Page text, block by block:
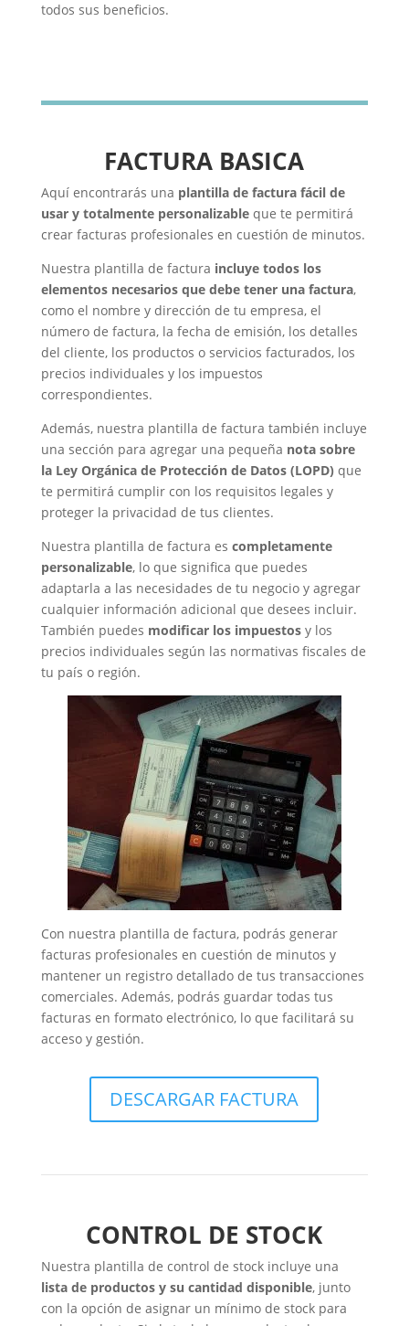
todos sus beneficios.
FACTURA BASICA
Aquí encontrarás una plantilla de factura fácil de
usar y totalmente personalizableque te permitirá
crear facturas profesionales en cuestión de minutos.
Nuestra plantilla de factura incluye todos los
elementos necesarios que debe tener una factura,
como el nombre y dirección de tu empresa, el
número de factura, la fecha de emisión, los detalles
del cliente, los productos o servicios facturados, los
precios individuales y los impuestos
correspondientes.
Además, nuestra plantilla de factura también incluye
una sección para agregar una pequeña nota sobre
la Ley Orgánica de Protección de Datos (LOPD) que
te permitirá cumplir con los requisitos legales y
proteger la privacidad de tus clientes.
Nuestra plantilla de factura es completamente
personalizable, lo que significa que puedes
adaptarla a las necesidades de tu negocio y agregar
cualquier información adicional que desees incluir.
También puedes modificar los impuestosy los
precios individuales según las normativas fiscales de
tu país o región.
Con nuestra plantilla de factura, podrás generar
facturas profesionales en cuestión de minutos y
mantener un registro detallado de tus transacciones
comerciales. Además, podrás guardar todas tus
facturas en formato electrónico, lo que facilitará su
acceso y gestión.
DESCARGAR FACTURA
CONTROL DE STOCK
Nuestra plantilla de control de stock incluye una
lista de productos y su cantidad disponible, junto
con la opción de asignar un mínimo de stock para